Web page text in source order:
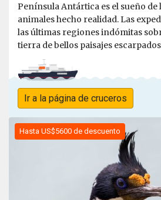
Península Antártica es el sueño de
animales hecho realidad. Las
las últimas regiones indómitas
tierra de bellos paisajes
Ir a la página de cruceros
Hasta US$5600 de descuento